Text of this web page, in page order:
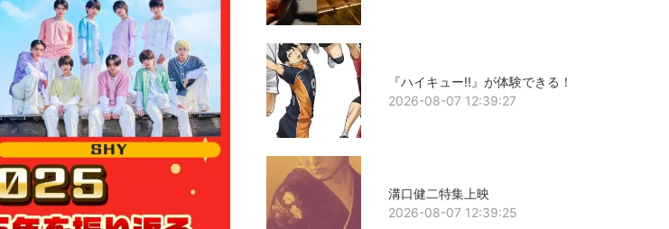
『ハイキュー!!』が体験できる！
2026-08-07 12:39:27
溝口健二特集上映
2026-08-07 12:39:25